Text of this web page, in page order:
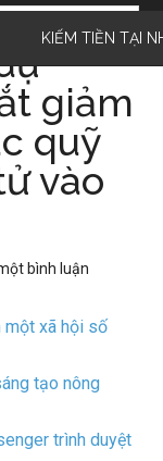
KIẾM TIỀN TẠI
giảm
quỹ
vào
bình luận
một xã hội số
tạo nông
trình duyệt